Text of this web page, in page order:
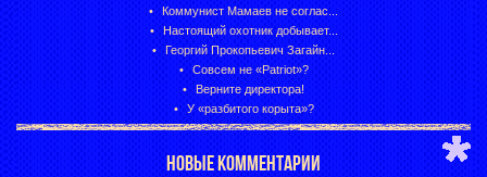
Коммунист Мамаев не соглас...
Настоящий охотник добывает...
Георгий Прокопьевич Загайн...
Совсем не «Patriot»?
Верните директора!
У «разбитого корыта»?
НОВЫЕ КОММЕНТАРИИ